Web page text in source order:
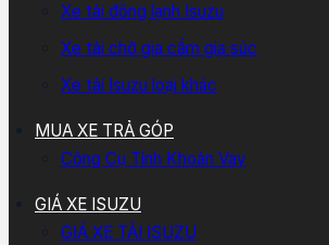
Xe tải đông lạnh Isuzu
Xe tải chở gia cầm gia súc
Xe tải Isuzu loại khác
MUA XE TRẢ GÓP
Công Cụ Tính Khoản Vay
GIÁ XE ISUZU
GIÁ XE TẢI ISUZU